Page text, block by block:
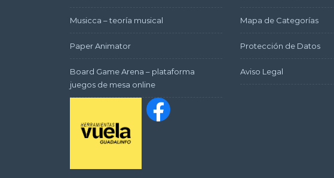
Musicca – teoría musical
Paper Animator
Board Game Arena – plataforma
juegos de mesa online
Mapa de Categorías
Protección de Datos
Aviso Legal